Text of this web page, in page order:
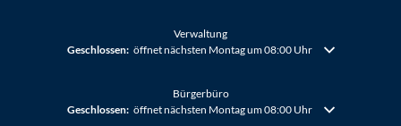
Verwaltung
Klicken, um weitere Öffnungs- oder Schließzeiten auszublenden
Geschlossen: öffnet nächsten Montag um 08:00 Uhr
Bürgerbüro
Klicken, um weitere Öffnungs- oder Schließzeiten auszublenden
Geschlossen: öffnet nächsten Montag um 08:00 Uhr